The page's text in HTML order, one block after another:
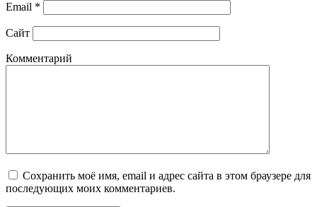
Email *
Сайт
Комментарий
Сохранить моё имя, email и адрес сайта в этом браузере для
последующих моих комментариев.